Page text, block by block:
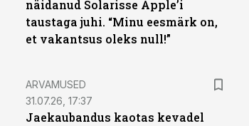
näidanud Solarisse Apple’i
taustaga juhi. “Minu eesmärk on,
et vakantsus oleks null!”
ARVAMUSED
31.07.26, 17:37
Jaekaubandus kaotas kevadel